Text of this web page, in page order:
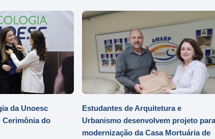
da Unoesc
Cerimônia do
Estudantes de Arquitetura e
Urbanismo desenvolvem projeto para
modernização da Casa Mortuária de